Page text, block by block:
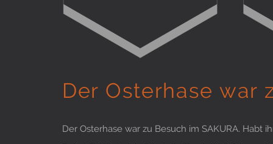
Der Osterhase war
Der Osterhase war zu Besuch im SAKURA. Habt